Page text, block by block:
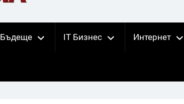
Бъдеще IT Бизнес Интернет